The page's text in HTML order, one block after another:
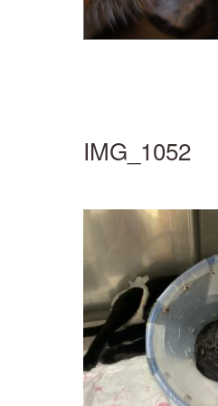
IMG_1052